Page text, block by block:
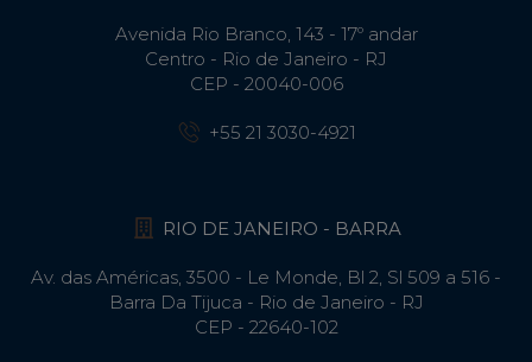
Avenida Rio Branco, 143 - 17º andar
Centro - Rio de Janeiro - RJ
CEP - 20040-006
+55 21 3030-4921
RIO DE JANEIRO - BARRA
Av. das Américas, 3500 - Le Monde, Bl 2, Sl 509 a 516 -
Barra Da Tijuca - Rio de Janeiro - RJ
CEP - 22640-102​